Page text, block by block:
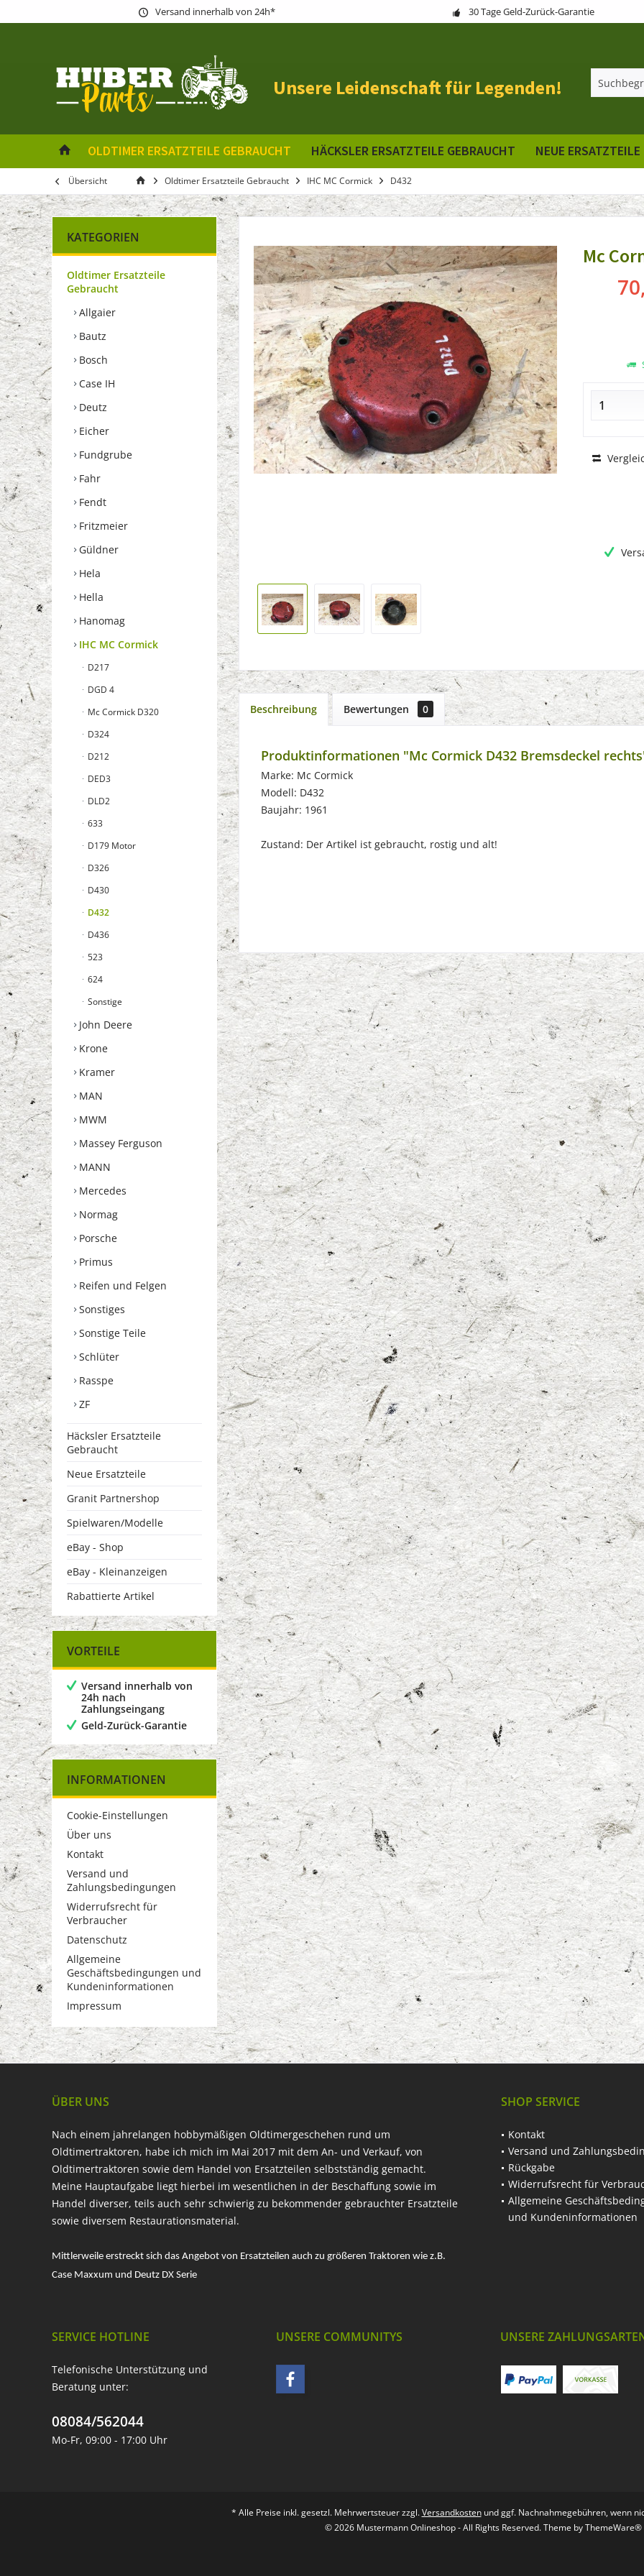
Versand innerhalb von 24h* 30 Tage Geld-Zurück-Garantie
Unsere Leidenschaft für Legenden!
OLDTIMER ERSATZTEILE GEBRAUCHT HÄCKSLER ERSATZTEILE GEBRAUCHT NEUE ERSATZTEILE
Übersicht Oldtimer Ersatzteile Gebraucht IHC MC Cormick D432
KATEGORIEN
Oldtimer Ersatzteile
Gebraucht
Allgaier
Bautz
Bosch
Case IH
Deutz
Eicher
Fundgrube
Fahr
Fendt
Fritzmeier
Güldner
Hela
Hella
Hanomag
IHC MC Cormick
D217
DGD 4
Mc Cormick D320
D324
D212
DED3
DLD2
633
D179 Motor
D326
D430
D432
D436
523
624
Sonstige
John Deere
Krone
Kramer
MAN
MWM
Massey Ferguson
MANN
Mercedes
Normag
Porsche
Primus
Reifen und Felgen
Sonstiges
Sonstige Teile
Schlüter
Rasspe
ZF
Häcksler Ersatzteile
Gebraucht
Neue Ersatzteile
Granit Partnershop
Spielwaren/Modelle
eBay - Shop
eBay - Kleinanzeigen
Rabattierte Artikel
VORTEILE
Versand innerhalb von
24h nach
Zahlungseingang
Geld-Zurück-Garantie
INFORMATIONEN
Cookie-Einstellungen
Über uns
Kontakt
Versand und
Zahlungsbedingungen
Widerrufsrecht für
Verbraucher
Datenschutz
Allgemeine
Geschäftsbedingungen und
Kundeninformationen
Impressum
Mc
Beschreibung Bewertungen 0
Produktinformationen "Mc Cormick D432 Bremsdeckel
Marke: Mc Cormick
Modell: D432
Baujahr: 1961
Zustand: Der Artikel ist gebraucht, rostig und alt!
ÜBER UNS
Nach einem jahrelangen hobbymäßigen Oldtimergeschehen rund um
Oldtimertraktoren, habe ich mich im Mai 2017 mit dem An- und Verkauf, von
Oldtimertraktoren sowie dem Handel von Ersatzteilen selbstständig gemacht.
Meine Hauptaufgabe liegt hierbei im wesentlichen in der Beschaffung sowie im
Handel diverser, teils auch sehr schwierig zu bekommender gebrauchter Ersatzteile
sowie diversem Restaurationsmaterial.
Mittlerweile erstreckt sich das Angebot von Ersatzteilen auch zu größeren Traktoren wie z.B.
Case Maxxum und Deutz DX Serie
SHOP SERVICE
Kontakt
Versand und
Rückgabe
Widerrufsrecht für
Allgemeine
und Kundeninformationen
SERVICE HOTLINE
Telefonische Unterstützung und
Beratung unter:
08084/562044
Mo-Fr, 09:00 - 17:00 Uhr
UNSERE COMMUNITYS UNSERE
* Alle Preise inkl. gesetzl. Mehrwertsteuer zzgl.Versandkostenund ggf. Nachnahmegebühren, wenn
© 2026 Mustermann Onlineshop - All Rights Reserved. Theme byThemeWare®